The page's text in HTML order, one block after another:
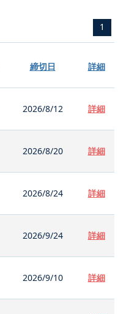
1
締切日 詳細
2026/8/12 詳細
2026/8/20 詳細
2026/8/24 詳細
2026/9/24 詳細
2026/9/10 詳細